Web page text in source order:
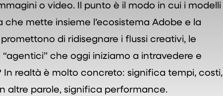
o video. Il punto è il modo in cui i modelli
mette insieme l’ecosistema Adobe e la
di ridisegnare i flussi creativi, le
che oggi iniziamo a intravedere e
realtà è molto concreto: significa tempi, costi,
altre parole, significa performance.